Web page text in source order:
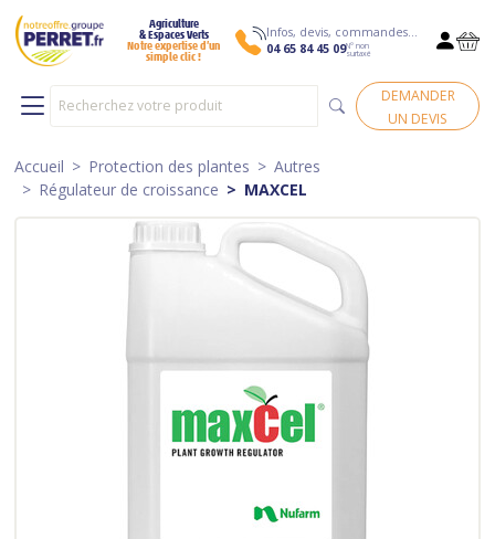
Agriculture
& Espaces Verts
Notre expertise d’un
simple clic !
Infos, devis, commandes…
04 65 84 45 09N° non
surtaxé
DEMANDER
UN DEVIS
Accueil Protection des plantes
Autres
Régulateur de croissance
MAXCEL